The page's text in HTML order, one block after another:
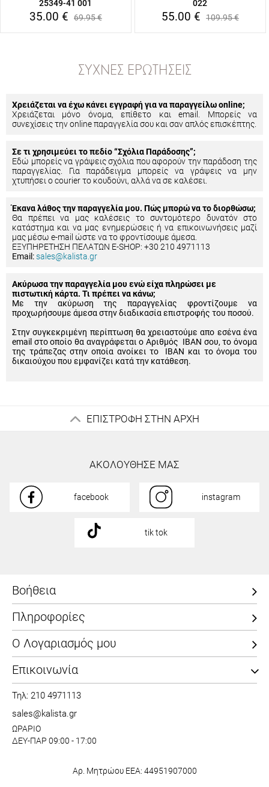
25349-41 001
35.00 € 69.95€
022
55.00 € 109.95€
ΣΥΧΝΈΣ ΕΡΩΤΉΣΕΙΣ
Χρειάζεται να έχω κάνει εγγραφή για να παραγγείλω online;
Χρειάζεται μόνο όνομα, επίθετο και email. Μπορείς να
συνεχίσεις την online παραγγελία σου και σαν απλός επισκέπτης.
Σε τι χρησιμεύει το πεδίο “Σχόλια Παράδοσης”;
Εδώ μπορείς να γράψεις σχόλια που αφορούν την παράδοση της
παραγγελίας. Για παράδειγμα μπορείς να γράψεις να μην
χτυπήσει ο courier το κουδούνι, αλλά να σε καλέσει.
Έκανα λάθος την παραγγελία μου. Πώς μπορώ να το διορθώσω;
Θα πρέπει να μας καλέσεις το συντομότερο δυνατόν στο
κατάστημα και να μας ενημερώσεις ή να επικοινωνήσεις μαζί
μας μέσω e-mail ώστε να το φροντίσουμε άμεσα.
ΕΞΥΠΗΡΕΤΗΣΗ ΠΕΛΑΤΩΝ E-SHOP: +30 210 4971113
Email:sales@kalista.gr
Ακύρωσα την παραγγελία μου ενώ είχα πληρώσει με
πιστωτική κάρτα. Τι πρέπει να κάνω;
Με την ακύρωση της παραγγελίας φροντίζουμε να
προχωρήσουμε άμεσα στην διαδικασία επιστροφής του ποσού.
Στην συγκεκριμένη περίπτωση θα χρειαστούμε απο εσένα ένα
email στο οποίο θα αναγράφεται ο Αριθμός IBAN σου, το όνομα
της τράπεζας στην οποία ανοίκει το IBAN και το όνομα του
δικαιούχου που εμφανίζει κατά την κατάθεση.
ΕΠΙΣΤΡΟΦΗ ΣΤΗΝ ΑΡΧΗ
ΑΚΟΛΟΥΘΗΣΕ ΜΑΣ
facebook instagram
tik tok
Βοήθεια
Πληροφορίες
Ο Λογαριασμός μου
Επικοινωνία
Τηλ: 210 4971113
sales@kalista.gr
ΩΡΑΡΙΟ
ΔΕΥ-ΠΑΡ 09:00 - 17:00
Αρ. Μητρώου ΕΕΑ: 44951907000